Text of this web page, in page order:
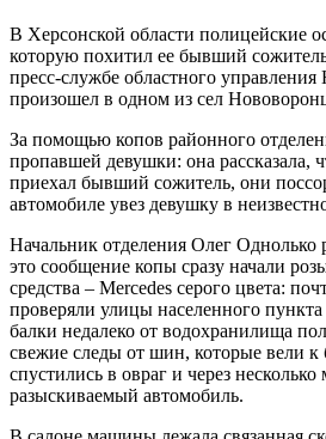
В Херсонской области полицейские
которую похитил ее бывший
пресс-службе областного
произошел в одном из сел
За помощью копов районного
пропавшей девушки: она рассказала,
приехал бывший сожитель, они
автомобиле увез девушку в
Начальник отделения Олег Однолько
это сообщение копы сразу начали
средства – Mercedes серого цвета:
проверяли улицы населенного
балки недалеко от водохранилища
свежие следы от шин, которые вели к
спустились в овраг и через несколько
разыскиваемый автомобиль.